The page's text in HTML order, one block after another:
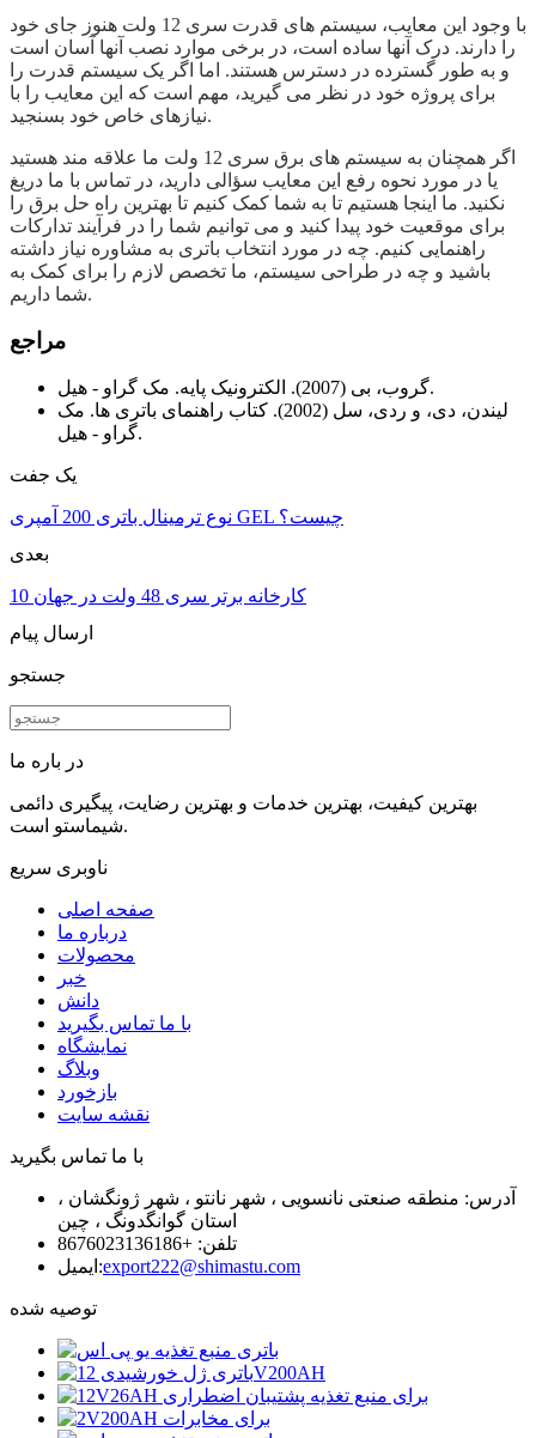
با وجود این معایب، سیستم های قدرت سری 12 ولت هنوز جای خود
را دارند. درک آنها ساده است، در برخی موارد نصب آنها آسان است
و به طور گسترده در دسترس هستند. اما اگر یک سیستم قدرت را
برای پروژه خود در نظر می گیرید، مهم است که این معایب را با
نیازهای خاص خود بسنجید.
اگر همچنان به سیستم های برق سری 12 ولت ما علاقه مند هستید
یا در مورد نحوه رفع این معایب سؤالی دارید، در تماس با ما دریغ
نکنید. ما اینجا هستیم تا به شما کمک کنیم تا بهترین راه حل برق را
برای موقعیت خود پیدا کنید و می توانیم شما را در فرآیند تدارکات
راهنمایی کنیم. چه در مورد انتخاب باتری به مشاوره نیاز داشته
باشید و چه در طراحی سیستم، ما تخصص لازم را برای کمک به
شما داریم.
مراجع
گروب، بی (2007). الکترونیک پایه. مک گراو - هیل.
لیندن، دی، و ردی، سل (2002). کتاب راهنمای باتری ها. مک
گراو - هیل.
یک جفت
نوع ترمینال باتری 200 آمپری GEL چیست؟
بعدی
10 کارخانه برتر سری 48 ولت در جهان
ارسال پیام
جستجو
در باره ما
بهترین کیفیت، بهترین خدمات و بهترین رضایت، پیگیری دائمی
شیماستو است.
ناوبری سریع
صفحه اصلی
درباره ما
محصولات
خبر
دانش
با ما تماس بگیرید
نمایشگاه
وبلاگ
بازخورد
نقشه سایت
با ما تماس بگیرید
آدرس: منطقه صنعتی نانسویی ، شهر نانتو ، شهر ژونگشان ،
استان گوانگدونگ ، چین
تلفن: +8676023136186
ایمیل:export222@shimastu.com
توصیه شده